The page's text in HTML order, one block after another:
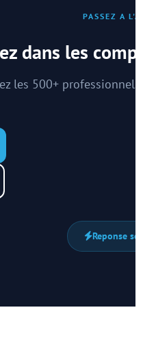
PASSEZ A
dans les
les 500+ professionnels
Reponse sous